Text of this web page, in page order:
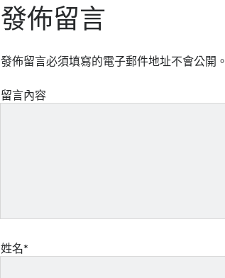
發佈留言
發佈留言必須填寫的電子郵件地址不會公開。
留言內容
姓名*